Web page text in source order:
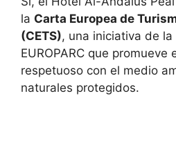
la Carta Europea de
(CETS), una iniciativa de la
EUROPARC que
respetuoso con el medio
naturales protegidos.